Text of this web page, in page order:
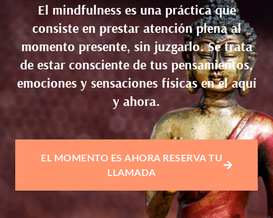
El mindfulness es una práctica que
consiste en prestar atención plena al
momento presente, sin juzgarlo. Se trata
de estar consciente de tus pensamientos,
emociones y sensaciones físicas en el aquí
y ahora.
EL MOMENTO ES AHORA RESERVA TU
LLAMADA